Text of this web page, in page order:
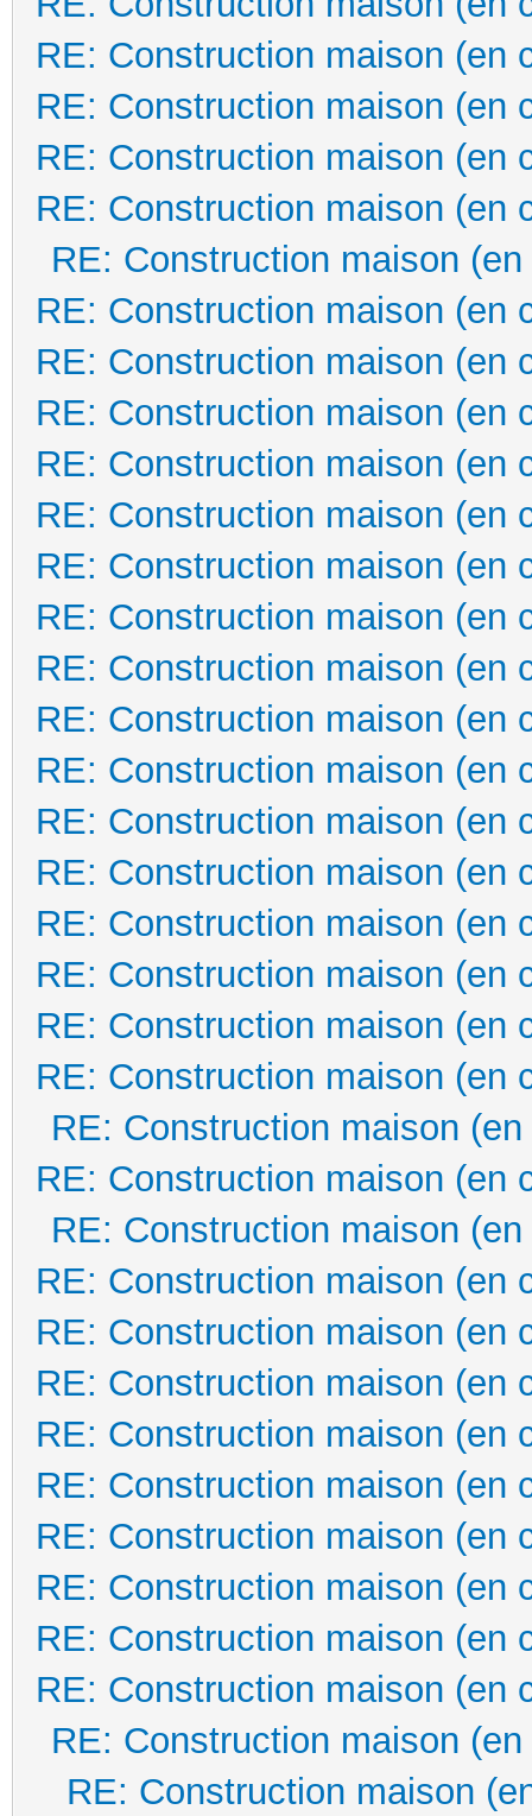
RE: Construction maison (en
RE: Construction maison (en
RE: Construction maison (en
RE: Construction maison (en
RE: Construction maison
RE: Construction maison (en
RE: Construction maison (en
RE: Construction maison (en
RE: Construction maison (en
RE: Construction maison (en
RE: Construction maison (en
RE: Construction maison (en
RE: Construction maison (en
RE: Construction maison (en
RE: Construction maison (en
RE: Construction maison (en
RE: Construction maison (en
RE: Construction maison (en
RE: Construction maison (en
RE: Construction maison (en
RE: Construction maison (en
RE: Construction maison
RE: Construction maison (en
RE: Construction maison
RE: Construction maison (en
RE: Construction maison (en
RE: Construction maison (en
RE: Construction maison (en
RE: Construction maison (en
RE: Construction maison (en
RE: Construction maison (en
RE: Construction maison (en
RE: Construction maison (en
RE: Construction maison
RE: Construction maison